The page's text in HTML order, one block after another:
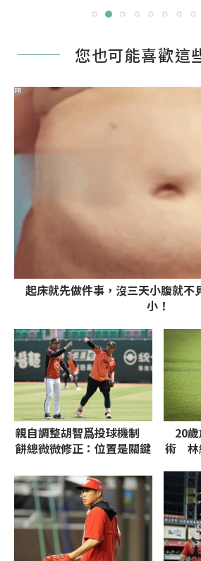
您也可能喜歡這
起床就先做件事，沒三天小腹就不
小！
PR
親自調整胡智爲投球機制
餅總微微修正：位置是關鍵
20
術 林